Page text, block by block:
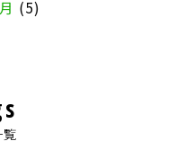
(5)